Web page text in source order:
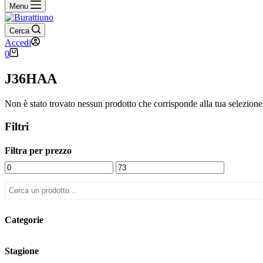
Menu
Cerca
Accedi
Carrello
0
J36HAA
Non è stato trovato nessun prodotto che corrisponde alla tua
Filtri
Filtra per prezzo
Categorie
Stagione